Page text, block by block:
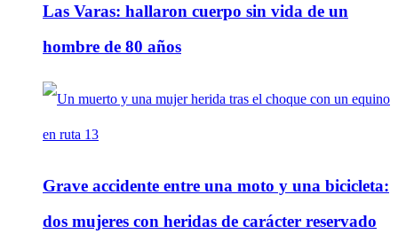
Las Varas: hallaron cuerpo sin vida de un
hombre de 80 años
Grave accidente entre una moto y una bicicleta:
dos mujeres con heridas de carácter reservado